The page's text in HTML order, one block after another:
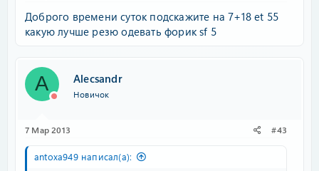
Доброго времени суток подскажите на 7+18 et 55
какую лучше резю одевать форик sf 5
A Alecsandr
Новичок
7 Мар 2013 #43
antoxa949 написал(а):